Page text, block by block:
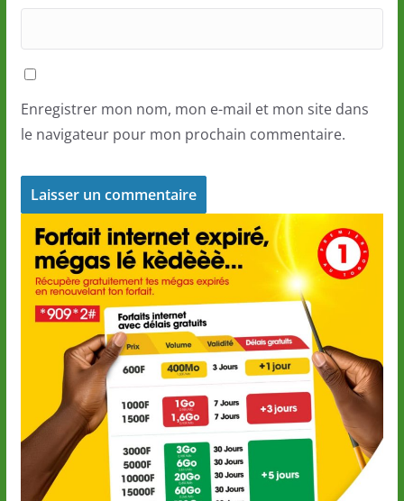
Enregistrer mon nom, mon e-mail et mon site dans
le navigateur pour mon prochain commentaire.